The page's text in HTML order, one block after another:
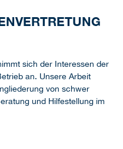
sich der Interessen der
an. Unsere Arbeit
von schwer
und Hilfestellung im